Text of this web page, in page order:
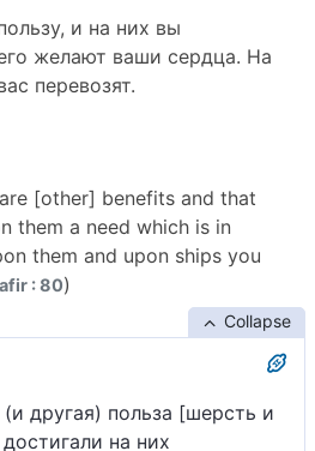
и на них вы
желают ваши сердца. На
перевозят.
[other] benefits and that
them a need which is in
them and upon ships you
: 80)
Collapse
другая) польза [шерсть и
на них